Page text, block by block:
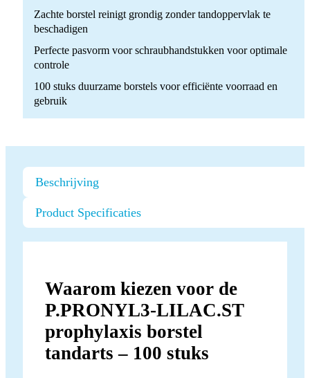
Zachte borstel reinigt grondig zonder tandoppervlak te
beschadigen
Perfecte pasvorm voor schraubhandstukken voor optimale
controle
100 stuks duurzame borstels voor efficiënte voorraad en
gebruik
Beschrijving
Product Specificaties
Waarom kiezen voor de
P.PRONYL3-LILAC.ST
prophylaxis borstel
tandarts – 100 stuks